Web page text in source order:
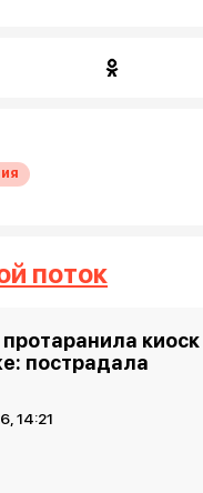
поток
киоск
пострадала
14:21